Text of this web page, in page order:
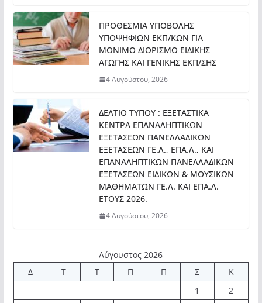
ΠΡΟΘΕΣΜΙΑ ΥΠΟΒΟΛΗΣ
ΥΠΟΨΗΦΙΩΝ ΕΚΠ/ΚΩΝ ΓΙΑ
ΜΟΝΙΜΟ ΔΙΟΡΙΣΜΟ ΕΙΔΙΚΗΣ
ΑΓΩΓΗΣ ΚΑΙ ΓΕΝΙΚΗΣ ΕΚΠ/ΣΗΣ
4 Αυγούστου, 2026
ΔΕΛΤΙΟ ΤΥΠΟΥ : ΕΞΕΤΑΣΤΙΚΑ
ΚΕΝΤΡΑ ΕΠΑΝΑΛΗΠΤΙΚΩΝ
ΕΞΕΤΑΣΕΩΝ ΠΑΝΕΛΛΑΔΙΚΩΝ
ΕΞΕΤΑΣΕΩΝ ΓΕ.Λ., ΕΠΑ.Λ., ΚΑΙ
ΕΠΑΝΑΛΗΠΤΙΚΩΝ ΠΑΝΕΛΛΑΔΙΚΩΝ
ΕΞΕΤΑΣΕΩΝ ΕΙΔΙΚΩΝ & ΜΟΥΣΙΚΩΝ
ΜΑΘΗΜΑΤΩΝ ΓΕ.Λ. ΚΑΙ ΕΠΑ.Λ.
ΕΤΟΥΣ 2026.
4 Αυγούστου, 2026
Αύγουστος 2026
Δ
Τ Τ Π Π Σ
Κ
1
2